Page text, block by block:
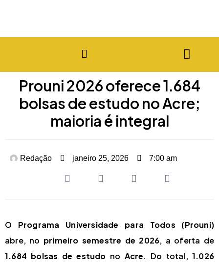
Prouni 2026 oferece 1.684
bolsas de estudo no Acre;
maioria é integral
Redação janeiro 25, 2026 7:00 am
O Programa Universidade para Todos (Prouni)
abre, no primeiro semestre de 2026, a oferta de
1.684 bolsas de estudo no Acre. Do total,1.026